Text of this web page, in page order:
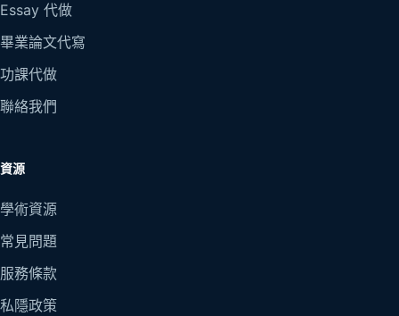
Essay 代做
畢業論文代寫
功課代做
聯絡我們
資源
學術資源
常見問題
服務條款
私隱政策